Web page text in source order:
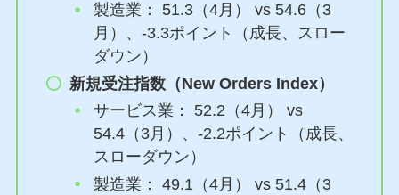
製造業： 51.3（4月） vs 54.6（3
月）、-3.3ポイント（成長、スロー
ダウン）
新規受注指数（New Orders Index）
サービス業： 52.2（4月） vs
54.4（3月）、-2.2ポイント（成長、
スローダウン）
製造業： 49.1（4月） vs 51.4（3